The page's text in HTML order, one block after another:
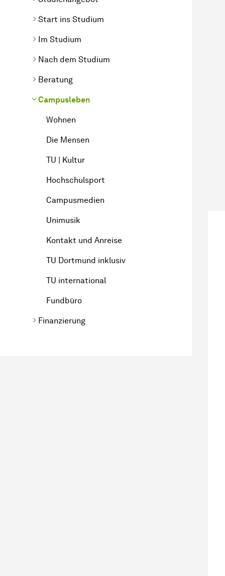
Start ins Studium
Im Studium
Nach dem Studium
Beratung
Campusleben
Wohnen
Die Mensen
TU | Kultur
Hochschulsport
Campusmedien
Unimusik
Kontakt und Anreise
TU Dortmund inklusiv
TU international
Fundbüro
Finanzierung